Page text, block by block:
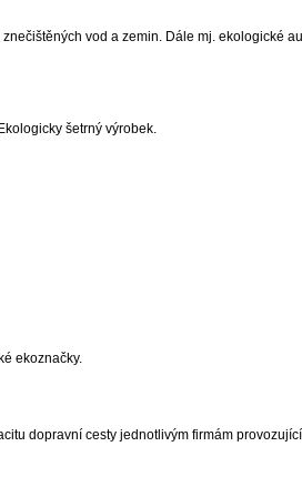
vod a zemin. Dále mj. ekologické
šetrný výrobek.
ekoznačky.
dopravní cesty jednotlivým firmám